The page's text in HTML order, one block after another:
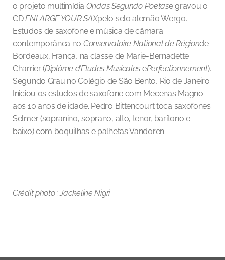
o projeto multimídia Ondas Segundo Poetase gravou o
CDENLARGE YOUR SAXpelo selo alemão Wergo.
Estudos de saxofone e música de câmara
contemporânea no Conservatoire National de Régionde
Bordeaux, França, na classe de Marie-Bernadette
Charrier (Diplôme d’Etudes Musicales ePerfectionnement).
Segundo Grau no Colégio de São Bento, Rio de Janeiro.
Iniciou os estudos de saxofone com Mecenas Magno
aos 10 anos de idade. Pedro Bittencourt toca saxofones
Selmer (sopranino, soprano, alto, tenor, barítono e
baixo) com boquilhas e palhetas Vandoren.
Crédit photo : Jackeline Nigri